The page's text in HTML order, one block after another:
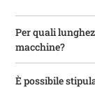
Per quali
macchine?
È possibile